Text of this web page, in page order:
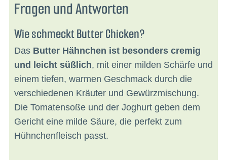
Fragen und Antworten
Wie schmeckt Butter Chicken?
Das Butter Hähnchen ist besonders cremig
und leicht süßlich, mit einer milden Schärfe und
einem tiefen, warmen Geschmack durch die
verschiedenen Kräuter und Gewürzmischung.
Die Tomatensoße und der Joghurt geben dem
Gericht eine milde Säure, die perfekt zum
Hühnchenfleisch passt.